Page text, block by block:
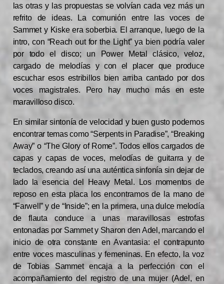
las otras y las propuestas se volvían cada vez más un
refrito de ideas. La comunión entre las voces de
Sammet y Kiske era soberbia. El arranque, luego de la
intro, con “Reach out for the Light” ya bien podría valer
por todo el disco; un Power Metal clásico, veloz,
cargado de melodías y con el placer que produce
escuchar esos estribillos bien arriba cantado por dos
voces magistrales. Pero hay mucho más en este
maravilloso disco.
En similar sintonía de velocidad y buen gusto podemos
encontrar temas como “Serpents in Paradise”, “Breaking
Away” o “The Glory of Rome”. Todos ellos cargados de
capas y capas de voces, melodías de guitarra y de
teclados, creando así una auténtica sinfonía sin dejar de
lado la esencia del Heavy Metal. Los momentos de
reposo en esta placa los encontramos de la mano de
“Farwell” y de “Inside”; en la primera, una dulce melodía
de flauta conduce a unas maravillosas estrofas
entonadas por Sammet y Sharon den Adel, marcando el
inicio de otra constante en Avantasia: el contrapunto
entre voces masculinas y femeninas. En efecto, la voz
de Tobias Sammet encaja a la perfección con el
acompañamiento del registro de una mujer (Adel, en